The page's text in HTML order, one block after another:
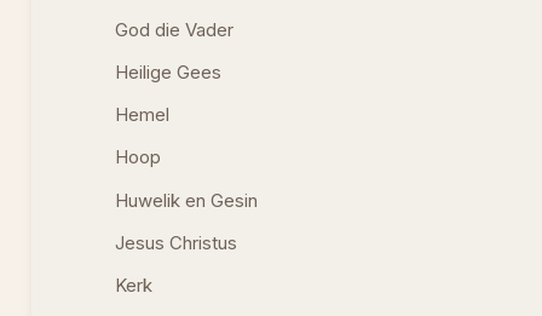
God die Vader
Heilige Gees
Hemel
Hoop
Huwelik en Gesin
Jesus Christus
Kerk